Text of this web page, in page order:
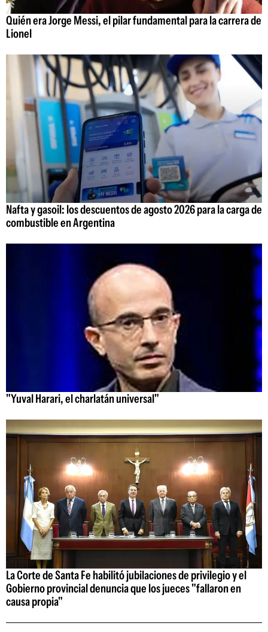
Quién era Jorge Messi, el pilar fundamental para la carrera de
Lionel
Nafta y gasoil: los descuentos de agosto 2026 para la carga de
combustible en Argentina
"Yuval Harari, el charlatán universal"
La Corte de Santa Fe habilitó jubilaciones de privilegio y el
Gobierno provincial denuncia que los jueces "fallaron en
causa propia"